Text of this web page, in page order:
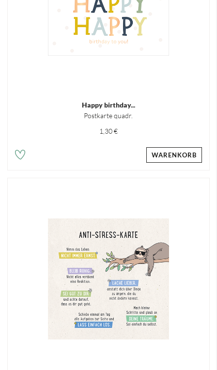
Happy birthday...
Postkarte quadr.
1,30 €
WARENKORB